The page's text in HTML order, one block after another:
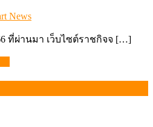
News
ที่ผ่านมา เว็บไซต์ราชกิจจ […]